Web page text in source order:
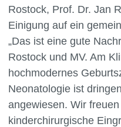
Rostock, Prof. Dr. Jan
Einigung auf ein
„Das ist eine gute
Rostock und MV. Am
hochmodernes
Neonatologie ist
angewiesen. Wir
kinderchirurgische